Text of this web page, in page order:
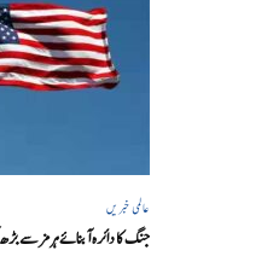
عالمی خبریں
جنگ کا دائرہ آبنائے ہرمز سے بڑھ